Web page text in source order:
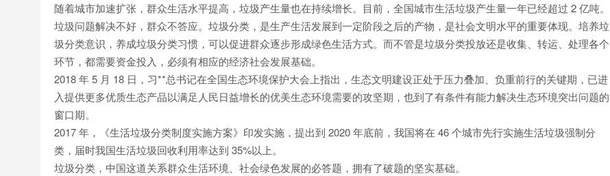
随着城市加速扩张，群众生活水平提高，垃圾产生量也在持续增长。目前，全国城市生活垃圾产生量一年已经超过 2 亿吨。
垃圾问题解决不好，群众不答应。垃圾分类，是生产生活发展到一定阶段之后的产物，是社会文明水平的重要体现。培养垃
圾分类意识，养成垃圾分类习惯，可以促进群众逐步形成绿色生活方式。而不管是垃圾分类投放还是收集、转运、处理各个
环节，都需要资金投入，必须有相应的经济社会发展基础。
2018 年 5 月 18 日，习**总书记在全国生态环境保护大会上指出，生态文明建设正处于压力叠加、负重前行的关键期，已进
入提供更多优质生态产品以满足人民日益增长的优美生态环境需要的攻坚期，也到了有条件有能力解决生态环境突出问题的
窗口期。
2017 年，《生活垃圾分类制度实施方案》印发实施，提出到 2020 年底前，我国将在 46 个城市先行实施生活垃圾强制分
类，届时我国生活垃圾回收利用率达到 35%以上。
垃圾分类，中国这道关系群众生活环境、社会绿色发展的必答题，拥有了破题的坚实基础。